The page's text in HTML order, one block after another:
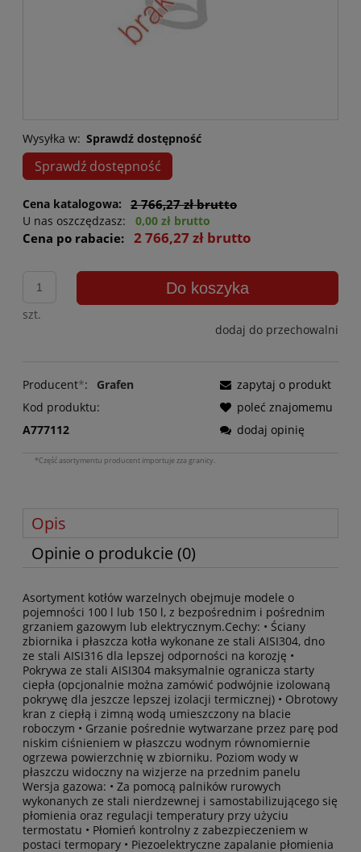
Wysyłka w: Sprawdź dostępność
Sprawdź dostępność
Cena katalogowa: 2 766,27 zł brutto
U nas oszczędzasz: 0,00 zł brutto
Cena po rabacie: 2 766,27 zł brutto
szt.
Do koszyka
dodaj do przechowalni
Producent*:
Grafen
Kod produktu:
A777112
zapytaj o produkt
poleć znajomemu
dodaj opinię
*Część asortymentu producent importuje zza granicy.
Opis
Opinie o produkcie (0)
Asortyment kotłów warzelnych obejmuje modele o
pojemności 100 l lub 150 l, z bezpośrednim i pośrednim
grzaniem gazowym lub elektrycznym.Cechy: • Ściany
zbiornika i płaszcza kotła wykonane ze stali AISI304, dno
ze stali AISI316 dla lepszej odporności na korozję •
Pokrywa ze stali AISI304 maksymalnie ogranicza starty
ciepła (opcjonalnie można zamówić podwójnie izolowaną
pokrywę dla jeszcze lepszej izolacji termicznej) • Obrotowy
kran z ciepłą i zimną wodą umieszczony na blacie
roboczym • Grzanie pośrednie wytwarzane przez parę pod
niskim ciśnieniem w płaszczu wodnym równomiernie
ogrzewa powierzchnię w zbiorniku. Poziom wody w
płaszczu widoczny na wizjerze na przednim panelu
Wersja gazowa: • Za pomocą palników rurowych
wykonanych ze stali nierdzewnej i samostabilizującego się
płomienia oraz regulacji temperatury przy użyciu
termostatu • Płomień kontrolny z zabezpieczeniem w
postaci termopary • Piezoelektryczne zapalanie płomienia